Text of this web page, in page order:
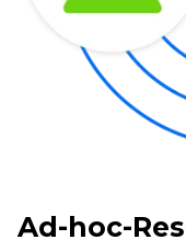
Ad-hoc-